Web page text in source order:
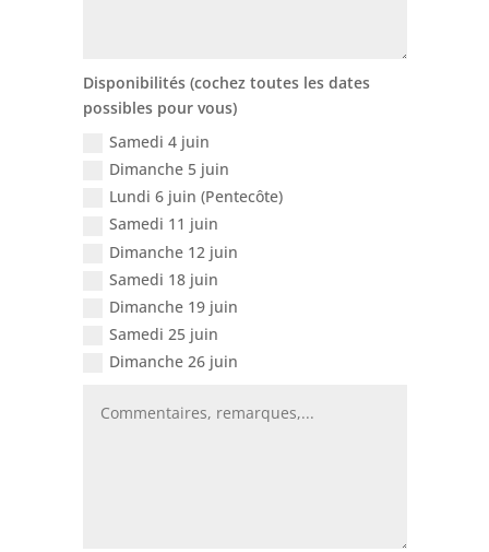
Disponibilités (cochez toutes les dates
possibles pour vous)
Samedi 4 juin
Dimanche 5 juin
Lundi 6 juin (Pentecôte)
Samedi 11 juin
Dimanche 12 juin
Samedi 18 juin
Dimanche 19 juin
Samedi 25 juin
Dimanche 26 juin